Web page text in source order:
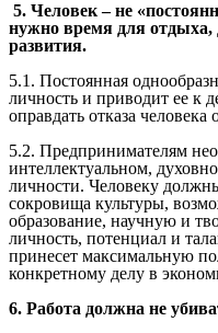
5. Человек – не
нужно время для отдыха,
развития.
5.1. Постоянная
личность и приводит ее к
оправдать отказа
5.2. Предпринимателям
интеллектуальном,
личности. Человеку
сокровища культуры,
образование, научную и
личность, потенциал и
принесет максимальную
конкретному делу в
6. Работа должна не